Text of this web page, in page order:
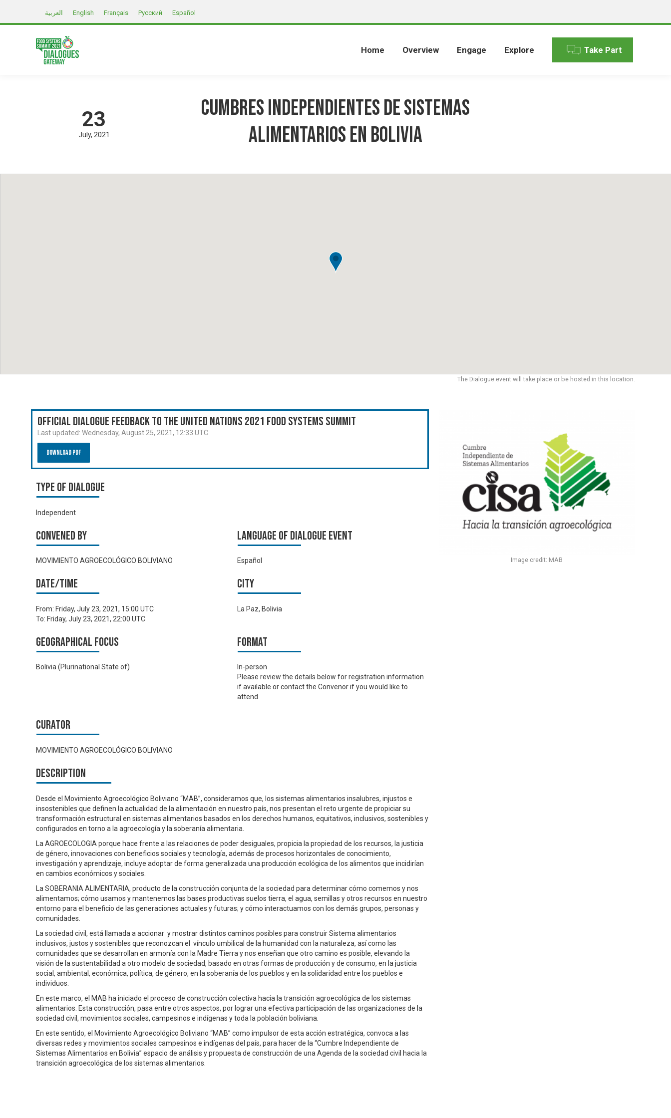
العربية English Français Русский Español
Home Overview Engage Explore Take Part
23
July 2021
CUMBRES INDEPENDIENTES DE SISTEMAS
ALIMENTARIOS EN BOLIVIA
The Dialogue event will take place or be hosted in this location.
Official Dialogue Feedback to the United Nations 2021 Food Systems Summit
Last updated: Wednesday, August 25, 2021, 12:33 UTC
Download PDF
Type of Dialogue
Independent
Convened by
MOVIMIENTO AGROECOLÓGICO BOLIVIANO
Language of Dialogue Event
Español
Date/time
From: Friday, July 23, 2021, 15:00 UTC
To: Friday, July 23, 2021, 22:00 UTC
City
La Paz, Bolivia
Geographical focus
Bolivia (Plurinational State of)
Format
In-person
Please review the details below for registration information
if available or contact the Convenor if you would like to
attend.
Curator
MOVIMIENTO AGROECOLÓGICO BOLIVIANO
Description
Desde el Movimiento Agroecológico Boliviano “MAB”, consideramos que, los sistemas alimentarios insalubres, injustos e
insostenibles que definen la actualidad de la alimentación en nuestro país, nos presentan el reto urgente de propiciar su
transformación estructural en sistemas alimentarios basados en los derechos humanos, equitativos, inclusivos, sostenibles y
configurados en torno a la agroecología y la soberanía alimentaria.
La AGROECOLOGIA porque hace frente a las relaciones de poder desiguales, propicia la propiedad de los recursos, la justicia
de género, innovaciones con beneficios sociales y tecnología, además de procesos horizontales de conocimiento,
investigación y aprendizaje, incluye adoptar de forma generalizada una producción ecológica de los alimentos que incidirían
en cambios económicos y sociales.
La SOBERANIA ALIMENTARIA, producto de la construcción conjunta de la sociedad para determinar cómo comemos y nos
alimentamos; cómo usamos y mantenemos las bases productivas suelos tierra, el agua, semillas y otros recursos en nuestro
entorno para el beneficio de las generaciones actuales y futuras; y cómo interactuamos con los demás grupos, personas y
comunidades.
La sociedad civil, está llamada a accionar y mostrar distintos caminos posibles para construir Sistema alimentarios
inclusivos, justos y sostenibles que reconozcan el vínculo umbilical de la humanidad con la naturaleza, así como las
comunidades que se desarrollan en armonía con la Madre Tierra y nos enseñan que otro camino es posible, elevando la
visión de la sustentabilidad a otro modelo de sociedad, basado en otras formas de producción y de consumo, en la justicia
social, ambiental, económica, política, de género, en la soberanía de los pueblos y en la solidaridad entre los pueblos e
individuos.
En este marco, el MAB ha iniciado el proceso de construcción colectiva hacia la transición agroecológica de los sistemas
alimentarios. Esta construcción, pasa entre otros aspectos, por lograr una efectiva participación de las organizaciones de la
sociedad civil, movimientos sociales, campesinos e indígenas y toda la población boliviana.
En este sentido, el Movimiento Agroecológico Boliviano “MAB” como impulsor de esta acción estratégica, convoca a las
diversas redes y movimientos sociales campesinos e indígenas del país, para hacer de la “Cumbre Independiente de
Sistemas Alimentarios en Bolivia” espacio de análisis y propuesta de construcción de una Agenda de la sociedad civil hacia la
transición agroecológica de los sistemas alimentarios.
Image credit: MAB